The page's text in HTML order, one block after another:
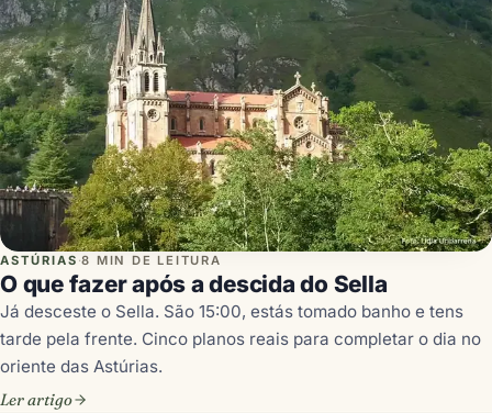
ASTÚRIAS ·8 MIN DE LEITURA
O que fazer após a descida do Sella
Já desceste o Sella. São 15:00, estás tomado banho e tens
tarde pela frente. Cinco planos reais para completar o dia no
oriente das Astúrias.
Ler artigo